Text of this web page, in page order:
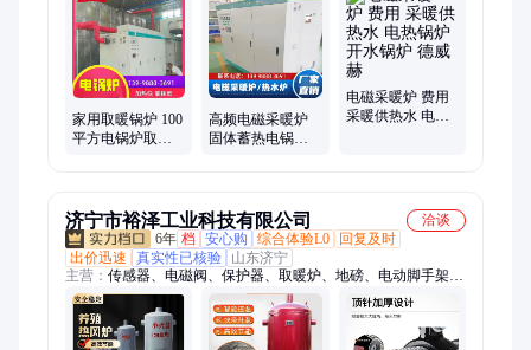
暖炉、导热油炉、中频炉、熔炼炉、半导体电锅炉、全导体电锅
炉、燃气容积式热水炉、电磁热风炉、燃气锅炉、高频淬火炉、
高频炉、电磁回转窑、轴承加热器、风道加热器、管道加热器、
商用燃气容积式热水器
家用取暖锅炉 100
平方电锅炉取暖
高频电磁采暖炉
固体蓄热电锅炉
电磁采暖炉 费用
采暖供热水 电热
济宁市裕泽工业科技有限公司
洽谈
6年 档 安心购 综合体验L0
回复及时
出价迅速
真实性已核验
山东济宁
主营： 传感器、电磁阀、保护器、取暖炉、地磅、电动脚手架、
装载机电子秤、机械抓手、砌筑升降平台、光伏板升降机、内撑
吊具、混凝土振动棒、打标机、研磨机、裁切机、平移门电机、
超市防盗门、磨片磨头、滑移机、消防机器人、农业打药机、履